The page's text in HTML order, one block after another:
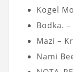
Kogel
Bodka.
Mazi –
Nami